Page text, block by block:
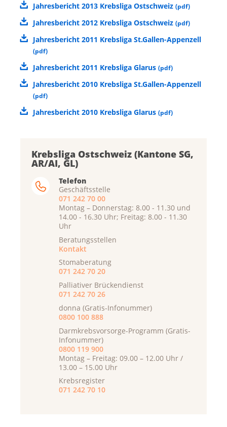
Jahresbericht 2013 Krebsliga Ostschweiz (pdf)
Jahresbericht 2012 Krebsliga Ostschweiz (pdf)
Jahresbericht 2011 Krebsliga St.Gallen-Appenzell
(pdf)
Jahresbericht 2011 Krebsliga Glarus (pdf)
Jahresbericht 2010 Krebsliga St.Gallen-Appenzell
(pdf)
Jahresbericht 2010 Krebsliga Glarus (pdf)
Krebsliga Ostschweiz (Kantone SG,
AR/AI, GL)
Telefon
Geschäftsstelle
071 242 70 00
Montag – Donnerstag: 8.00 - 11.30 und
14.00 - 16.30 Uhr; Freitag: 8.00 - 11.30
Uhr
Beratungsstellen
Kontakt
Stomaberatung
071 242 70 20
Palliativer Brückendienst
071 242 70 26
donna (Gratis-Infonummer)
0800 100 888
Darmkrebsvorsorge-Programm (Gratis-
Infonummer)
0800 119 900
Montag – Freitag: 09.00 – 12.00 Uhr /
13.00 – 15.00 Uhr
Krebsregister
071 242 70 10